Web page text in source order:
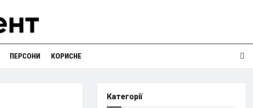
ПЕРСОНИ КОРИСНЕ
Категорії